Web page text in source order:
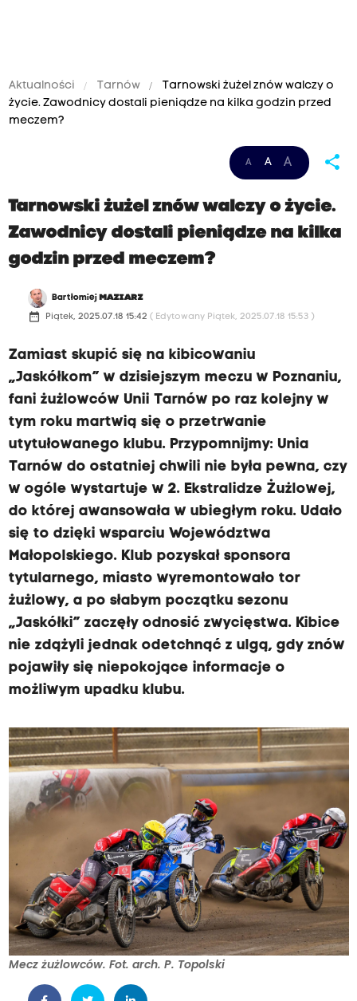
Aktualności Tarnów
Tarnowski żużel znów walczy o
życie. Zawodnicy dostali pieniądze na kilka godzin przed
meczem?
A A A share
Tarnowski żużel znów walczy o życie.
Zawodnicy dostali pieniądze na kilka
godzin przed meczem?
Bartłomiej MAZIARZ
date_range Piątek, 2025.07.18 15:42 ( Edytowany Piątek, 2025.07.18 15:53 )
Zamiast skupić się na kibicowaniu
„Jaskółkom” w dzisiejszym meczu w Poznaniu,
fani żużlowców Unii Tarnów po raz kolejny w
tym roku martwią się o przetrwanie
utytułowanego klubu. Przypomnijmy: Unia
Tarnów do ostatniej chwili nie była pewna, czy
w ogóle wystartuje w 2. Ekstralidze Żużlowej,
do której awansowała w ubiegłym roku. Udało
się to dzięki wsparciu Województwa
Małopolskiego. Klub pozyskał sponsora
tytularnego, miasto wyremontowało tor
żużlowy, a po słabym początku sezonu
„Jaskółki” zaczęły odnosić zwycięstwa. Kibice
nie zdążyli jednak odetchnąć z ulgą, gdy znów
pojawiły się niepokojące informacje o
możliwym upadku klubu.
Mecz żużlowców. Fot. arch. P. Topolski